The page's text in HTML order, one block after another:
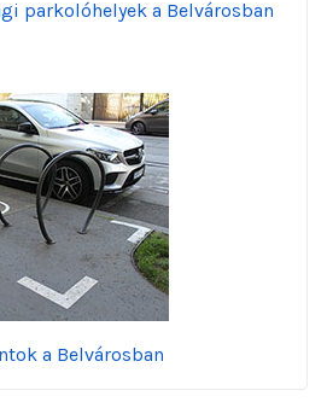
parkolóhelyek a Belvárosban
a Belvárosban